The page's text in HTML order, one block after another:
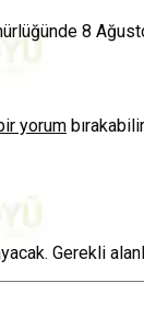
8
yorum
Gerekli